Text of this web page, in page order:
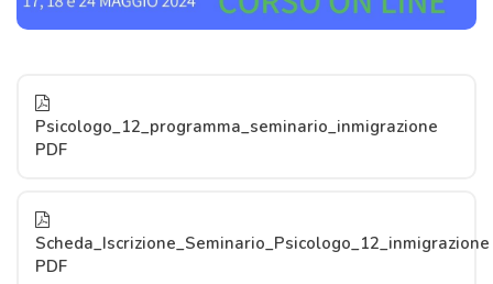
Psicologo_12_programma_seminario_inmigrazione
PDF
Scheda_Iscrizione_Seminario_Psicologo_12_inmigrazione
PDF